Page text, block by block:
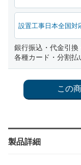
設置工事日本全国対
銀行振込・代金引換
各種カード・分割払
製品詳細